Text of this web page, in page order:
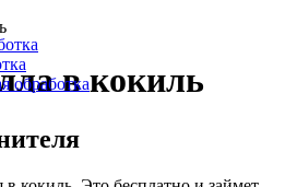
обработкав кокиль